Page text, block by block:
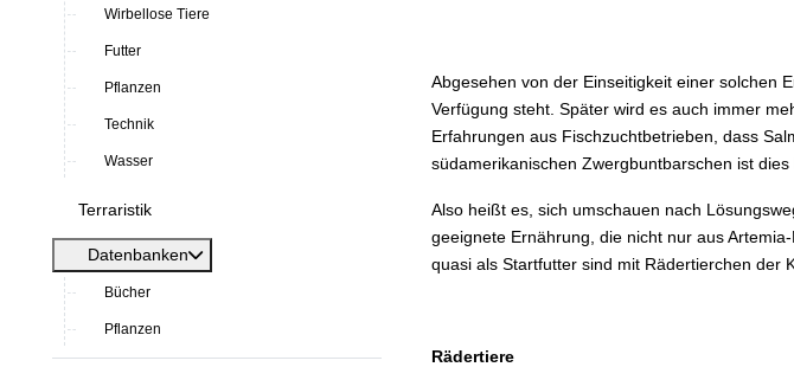
Wirbellose Tiere
Futter
Pflanzen
Technik
Wasser
Terraristik
Datenbanken
Bücher
Pflanzen
Abgesehen von der Einseitigkeit einer solchen
Verfügung steht. Später wird es auch immer
Erfahrungen aus Fischzuchtbetrieben, dass
südamerikanischen Zwergbuntbarschen ist dies
Also heißt es, sich umschauen nach
geeignete Ernährung, die nicht nur aus
quasi als Startfutter sind mit Rädertierchen der
Rädertiere